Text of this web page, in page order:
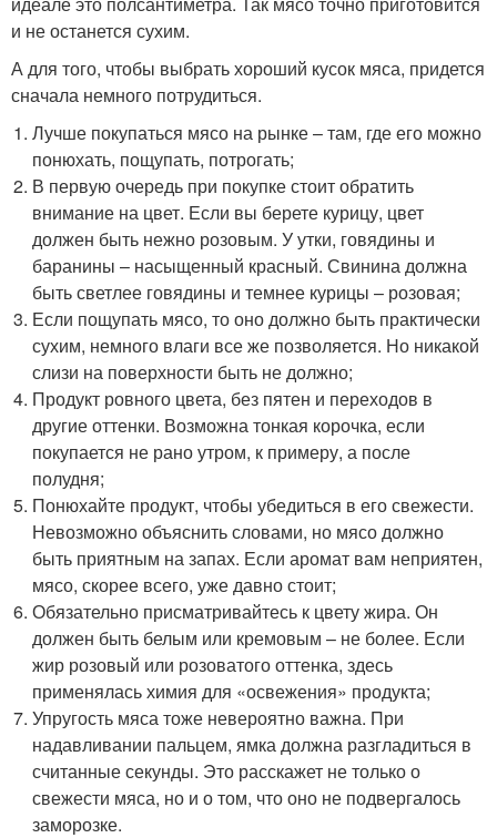
и не останется сухим.
А для того, чтобы выбрать хороший кусок мяса, придется
сначала немного потрудиться.
Лучше покупаться мясо на рынке – там, где его можно
понюхать, пощупать, потрогать;
В первую очередь при покупке стоит обратить
внимание на цвет. Если вы берете курицу, цвет
должен быть нежно розовым. У утки, говядины и
баранины – насыщенный красный. Свинина должна
быть светлее говядины и темнее курицы – розовая;
Если пощупать мясо, то оно должно быть практически
сухим, немного влаги все же позволяется. Но никакой
слизи на поверхности быть не должно;
Продукт ровного цвета, без пятен и переходов в
другие оттенки. Возможна тонкая корочка, если
покупается не рано утром, к примеру, а после
полудня;
Понюхайте продукт, чтобы убедиться в его свежести.
Невозможно объяснить словами, но мясо должно
быть приятным на запах. Если аромат вам неприятен,
мясо, скорее всего, уже давно стоит;
Обязательно присматривайтесь к цвету жира. Он
должен быть белым или кремовым – не более. Если
жир розовый или розоватого оттенка, здесь
применялась химия для «освежения» продукта;
Упругость мяса тоже невероятно важна. При
надавливании пальцем, ямка должна разгладиться в
считанные секунды. Это расскажет не только о
свежести мяса, но и о том, что оно не подвергалось
заморозке.